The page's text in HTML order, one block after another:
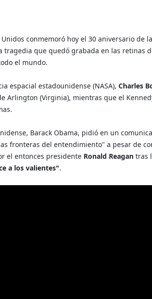
conmemoró hoy el 30 aniversario
tragedia que quedó grabada en las retinas
el mundo.
espacial estadounidense (NASA), Charles
Arlington (Virginia), mientras que el
Barack Obama, pidió en un
fronteras del entendimiento" a pesar de
el entonces presidente Ronald Reagan tras
a los valientes".